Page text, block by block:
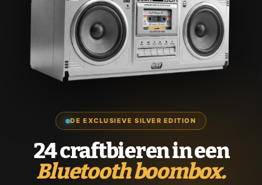
DE EXCLUSIEVE SILVER EDITION
24 craftbieren in een
Bluetooth boombox.